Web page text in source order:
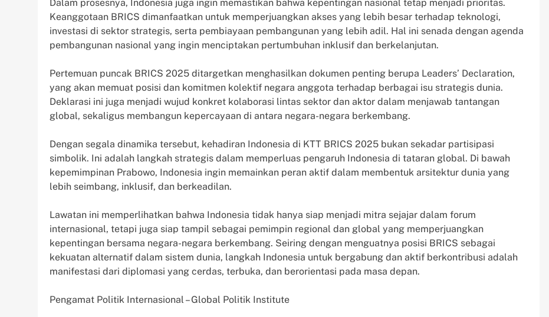
Dalam prosesnya, Indonesia juga ingin memastikan bahwa kepentingan nasional tetap menjadi prioritas.
Keanggotaan BRICS dimanfaatkan untuk memperjuangkan akses yang lebih besar terhadap teknologi,
investasi di sektor strategis, serta pembiayaan pembangunan yang lebih adil. Hal ini senada dengan agenda
pembangunan nasional yang ingin menciptakan pertumbuhan inklusif dan berkelanjutan.
Pertemuan puncak BRICS 2025 ditargetkan menghasilkan dokumen penting berupa Leaders’ Declaration,
yang akan memuat posisi dan komitmen kolektif negara anggota terhadap berbagai isu strategis dunia.
Deklarasi ini juga menjadi wujud konkret kolaborasi lintas sektor dan aktor dalam menjawab tantangan
global, sekaligus membangun kepercayaan di antara negara-negara berkembang.
Dengan segala dinamika tersebut, kehadiran Indonesia di KTT BRICS 2025 bukan sekadar partisipasi
simbolik. Ini adalah langkah strategis dalam memperluas pengaruh Indonesia di tataran global. Di bawah
kepemimpinan Prabowo, Indonesia ingin memainkan peran aktif dalam membentuk arsitektur dunia yang
lebih seimbang, inklusif, dan berkeadilan.
Lawatan ini memperlihatkan bahwa Indonesia tidak hanya siap menjadi mitra sejajar dalam forum
internasional, tetapi juga siap tampil sebagai pemimpin regional dan global yang memperjuangkan
kepentingan bersama negara-negara berkembang. Seiring dengan menguatnya posisi BRICS sebagai
kekuatan alternatif dalam sistem dunia, langkah Indonesia untuk bergabung dan aktif berkontribusi adalah
manifestasi dari diplomasi yang cerdas, terbuka, dan berorientasi pada masa depan.
Pengamat Politik Internasional – Global Politik Institute